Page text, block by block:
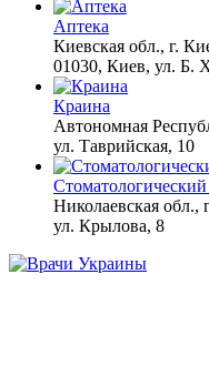
Королева
отожгла!
оставит
Аптека
Киевская обл., г.
01030, Киев, ул. Б.
Краина
Автономная
ул. Таврийская, 10
Николаевская обл.,
ул. Крылова, 8